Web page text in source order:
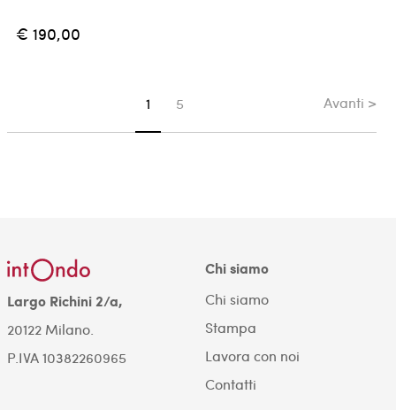
€ 190,00
Sei su pagina
1 5 Avanti >
Largo Richini 2/a,
20122 Milano.
P.IVA 10382260965
Chi siamo
Chi siamo
Stampa
Lavora con noi
Contatti